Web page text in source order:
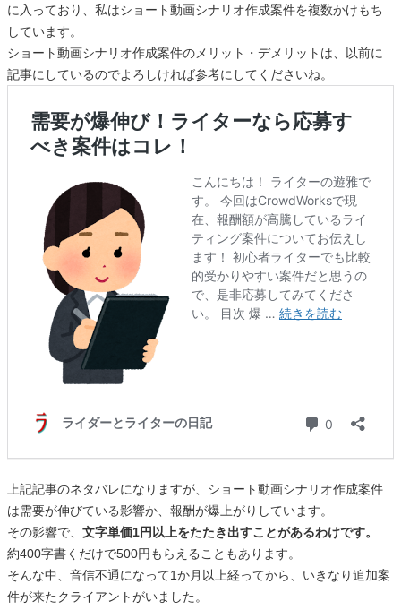
に入っており、私はショート動画シナリオ作成案件を複数かけもち
しています。
ショート動画シナリオ作成案件のメリット・デメリットは、以前に
記事にしているのでよろしければ参考にしてくださいね。
上記記事のネタバレになりますが、ショート動画シナリオ作成案件
は需要が伸びている影響か、報酬が爆上がりしています。
その影響で、 文字単価1円以上をたたき出すことがあるわけです。
約400字書くだけで500円もらえることもあります。
そんな中、音信不通になって1か月以上経ってから、いきなり追加案
件が来たクライアントがいました。